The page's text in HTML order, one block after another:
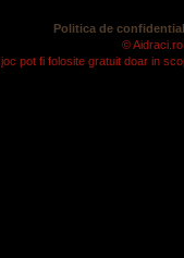
Politica de
©
pot fi folosite gratuit doar in